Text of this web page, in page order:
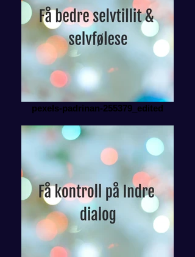
pexels-padrinan-255379_edited